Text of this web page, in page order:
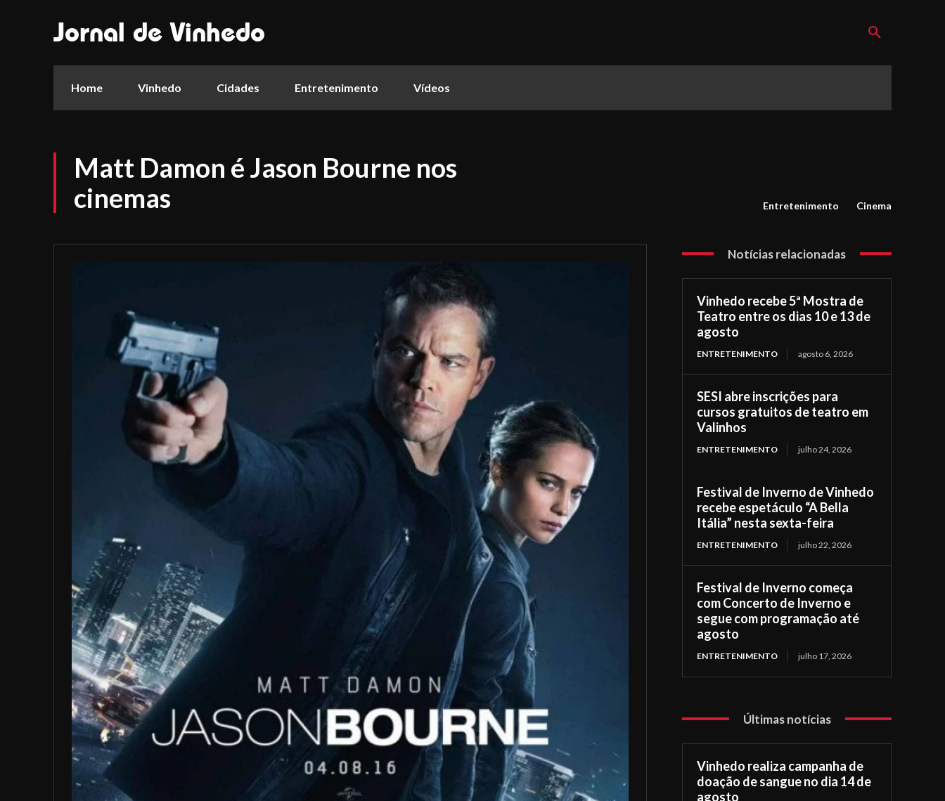
Jornal de Vinhedo
Home Vinhedo Cidades Entretenimento Vídeos
Matt Damon é Jason Bourne nos
cinemas
Entretenimento Cinema
Notícias relacionadas
Vinhedo recebe 5ª Mostra de
Teatro entre os dias 10 e 13 de
agosto
ENTRETENIMENTO agosto 6, 2026
SESI abre inscrições para
cursos gratuitos de teatro em
Valinhos
ENTRETENIMENTO julho 24, 2026
Festival de Inverno de Vinhedo
recebe espetáculo “A Bella
Itália” nesta sexta-feira
ENTRETENIMENTO julho 22, 2026
Festival de Inverno começa
com Concerto de Inverno e
segue com programação até
agosto
ENTRETENIMENTO julho 17, 2026
Últimas notícias
Vinhedo realiza campanha de
doação de sangue no dia 14 de
agosto